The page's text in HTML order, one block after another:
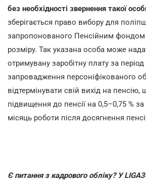
без необхідності звернення такої
зберігається право вибору для
запропонованого Пенсійним фондом
розміру. Так указана особа може
отримувану заробітну плату за
запровадження персоніфікованого
відтермінувати свій вихід на
підвищення до пенсії на 0,5–0,75 %
місяць роботи після досягнення
Є питання з кадрового обліку? У